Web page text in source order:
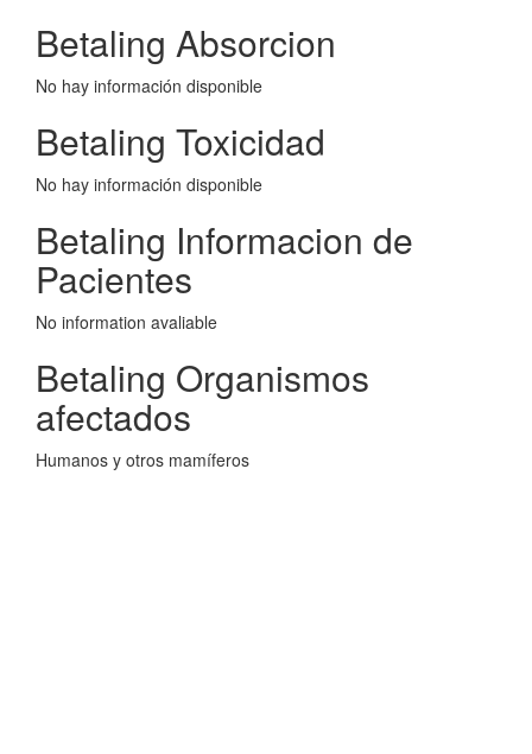
Betaling Absorcion
No hay información disponible
Betaling Toxicidad
No hay información disponible
Betaling Informacion de
Pacientes
No information avaliable
Betaling Organismos
afectados
Humanos y otros mamíferos